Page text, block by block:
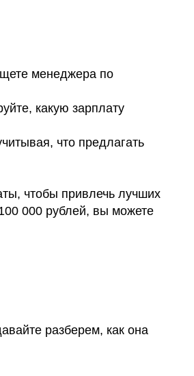
менеджера по
какую зарплату
что предлагать
чтобы привлечь лучших
000 рублей, вы можете
разберем, как она